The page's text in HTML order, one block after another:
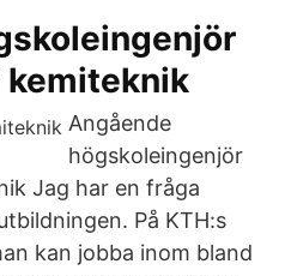
Angående
högskoleingenjör
Jag har en fråga
På KTH:s
kan jobba inom bland